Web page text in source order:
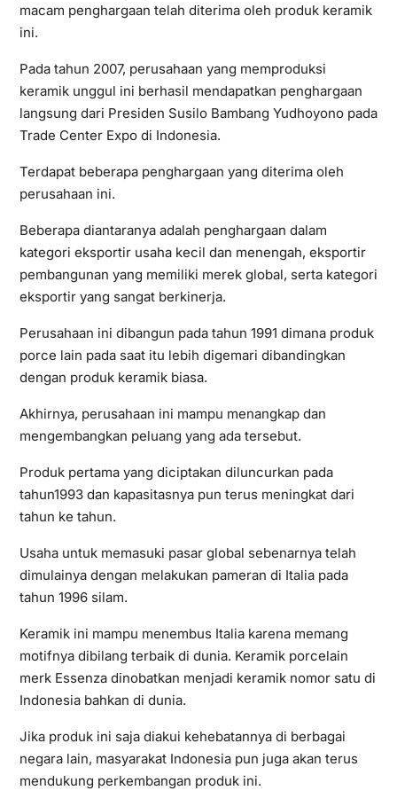
macam penghargaan telah diterima oleh produk keramik
ini.
Pada tahun 2007, perusahaan yang memproduksi
keramik unggul ini berhasil mendapatkan penghargaan
langsung dari Presiden Susilo Bambang Yudhoyono pada
Trade Center Expo di Indonesia.
Terdapat beberapa penghargaan yang diterima oleh
perusahaan ini.
Beberapa diantaranya adalah penghargaan dalam
kategori eksportir usaha kecil dan menengah, eksportir
pembangunan yang memiliki merek global, serta kategori
eksportir yang sangat berkinerja.
Perusahaan ini dibangun pada tahun 1991 dimana produk
porce lain pada saat itu lebih digemari dibandingkan
dengan produk keramik biasa.
Akhirnya, perusahaan ini mampu menangkap dan
mengembangkan peluang yang ada tersebut.
Produk pertama yang diciptakan diluncurkan pada
tahun1993 dan kapasitasnya pun terus meningkat dari
tahun ke tahun.
Usaha untuk memasuki pasar global sebenarnya telah
dimulainya dengan melakukan pameran di Italia pada
tahun 1996 silam.
Keramik ini mampu menembus Italia karena memang
motifnya dibilang terbaik di dunia. Keramik porcelain
merk Essenza dinobatkan menjadi keramik nomor satu di
Indonesia bahkan di dunia.
Jika produk ini saja diakui kehebatannya di berbagai
negara lain, masyarakat Indonesia pun juga akan terus
mendukung perkembangan produk ini.